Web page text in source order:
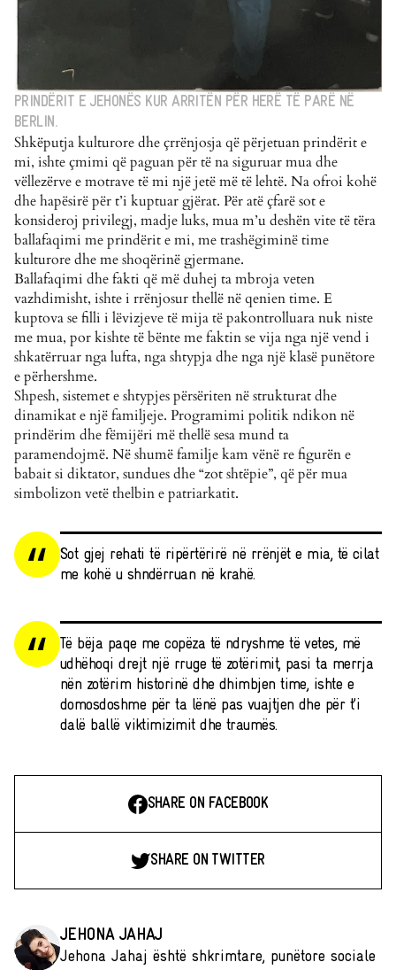
PRINDËRIT E JEHONËS KUR ARRITËN PËR HERË TË PARË NË
BERLIN.
Shkëputja kulturore dhe çrrënjosja që përjetuan prindërit e
mi, ishte çmimi që paguan për të na siguruar mua dhe
vëllezërve e motrave të mi një jetë më të lehtë. Na ofroi kohë
dhe hapësirë për t’i kuptuar gjërat. Për atë çfarë sot e
konsideroj privilegj, madje luks, mua m’u deshën vite të tëra
ballafaqimi me prindërit e mi, me trashëgiminë time
kulturore dhe me shoqërinë gjermane.
Ballafaqimi dhe fakti që më duhej ta mbroja veten
vazhdimisht, ishte i rrënjosur thellë në qenien time. E
kuptova se filli i lëvizjeve të mija të pakontrolluara nuk niste
me mua, por kishte të bënte me faktin se vija nga një vend i
shkatërruar nga lufta, nga shtypja dhe nga një klasë punëtore
e përhershme.
Shpesh, sistemet e shtypjes përsëriten në strukturat dhe
dinamikat e një familjeje. Programimi politik ndikon në
prindërim dhe fëmijëri më thellë sesa mund ta
paramendojmë. Në shumë familje kam vënë re figurën e
babait si diktator, sundues dhe “zot shtëpie”, që për mua
simbolizon vetë thelbin e patriarkatit.
Sot gjej rehati të ripërtërirë në rrënjët e mia, të cilat
me kohë u shndërruan në krahë.
Të bëja paqe me copëza të ndryshme të vetes, më
udhëhoqi drejt një rruge të zotërimit, pasi ta merrja
nën zotërim historinë dhe dhimbjen time, ishte e
domosdoshme për ta lënë pas vuajtjen dhe për t’i
dalë ballë viktimizimit dhe traumës.
SHARE ON FACEBOOK
SHARE ON TWITTER
JEHONA JAHAJ
Jehona Jahaj është shkrimtare, punëtore sociale